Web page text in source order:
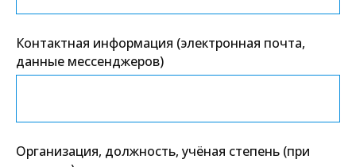
Контактная информация (электронная почта,
данные мессенджеров)
Организация, должность, учёная степень (при